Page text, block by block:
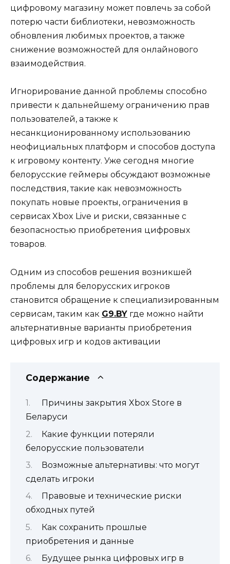
цифровому магазину может повлечь за собой
потерю части библиотеки, невозможность
обновления любимых проектов, а также
снижение возможностей для онлайнового
взаимодействия.
Игнорирование данной проблемы способно
привести к дальнейшему ограничению прав
пользователей, а также к
несанкционированному использованию
неофициальных платформ и способов доступа
к игровому контенту. Уже сегодня многие
белорусские геймеры обсуждают возможные
последствия, такие как невозможность
покупать новые проекты, ограничения в
сервисах Xbox Live и риски, связанные с
безопасностью приобретения цифровых
товаров.
Одним из способов решения возникшей
проблемы для белорусских игроков
становится обращение к специализированным
сервисам, таким как G9.BY где можно найти
альтернативные варианты приобретения
цифровых игр и кодов активации
Содержание
Причины закрытия Xbox Store в
Беларуси
Какие функции потеряли
белорусские пользователи
Возможные альтернативы: что могут
сделать игроки
Правовые и технические риски
обходных путей
Как сохранить прошлые
приобретения и данные
Будущее рынка цифровых игр в